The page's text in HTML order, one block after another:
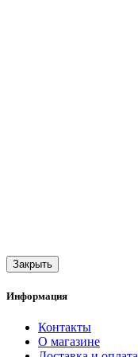
Закрыть
Информация
Контакты
О магазине